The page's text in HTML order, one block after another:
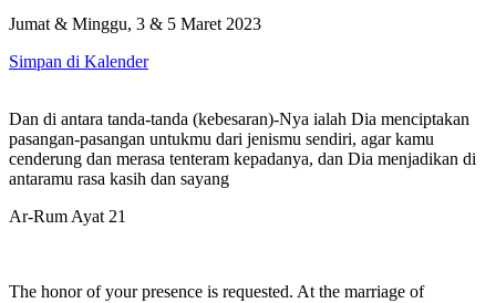
Jumat & Minggu, 3 & 5 Maret 2023
Simpan di Kalender
Dan di antara tanda-tanda (kebesaran)-Nya ialah Dia menciptakan
pasangan-pasangan untukmu dari jenismu sendiri, agar kamu
cenderung dan merasa tenteram kepadanya, dan Dia menjadikan di
antaramu rasa kasih dan sayang
Ar-Rum Ayat 21
The honor of your presence is requested. At the marriage of